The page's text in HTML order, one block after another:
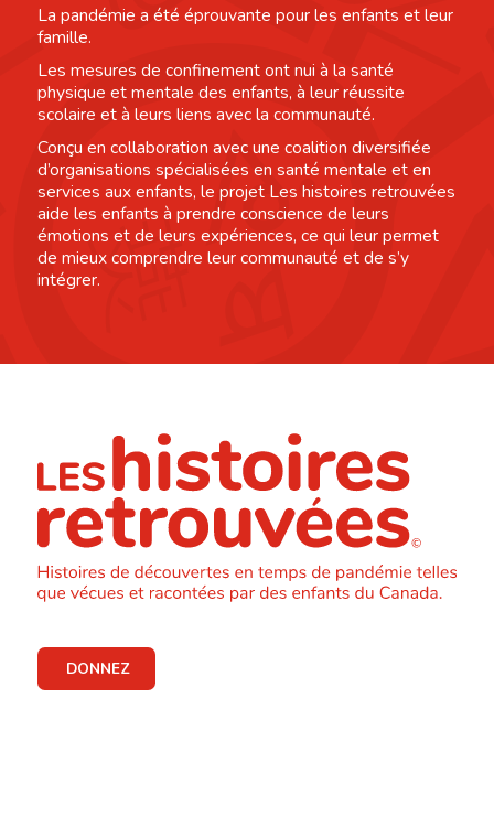
La pandémie a été éprouvante pour les enfants et leur
famille.
Les mesures de confinement ont nui à la santé
physique et mentale des enfants, à leur réussite
scolaire et à leurs liens avec la communauté.
Conçu en collaboration avec une coalition diversifiée
d’organisations spécialisées en santé mentale et en
services aux enfants, le projet Les histoires retrouvées
aide les enfants à prendre conscience de leurs
émotions et de leurs expériences, ce qui leur permet
de mieux comprendre leur communauté et de s’y
intégrer.
DONNEZ